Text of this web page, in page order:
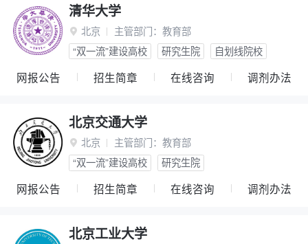
清华大学
 北京 主管部门： 教育部
“双一流”建设高校
研究生院 自划线院校
网报公告 招生简章 在线咨询 调剂办法
北京交通大学
 北京 主管部门： 教育部
“双一流”建设高校
研究生院
网报公告 招生简章 在线咨询 调剂办法
北京工业大学